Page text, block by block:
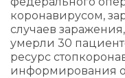
коронавирусом,
случаев
умерли 30
ресурс
информирования о